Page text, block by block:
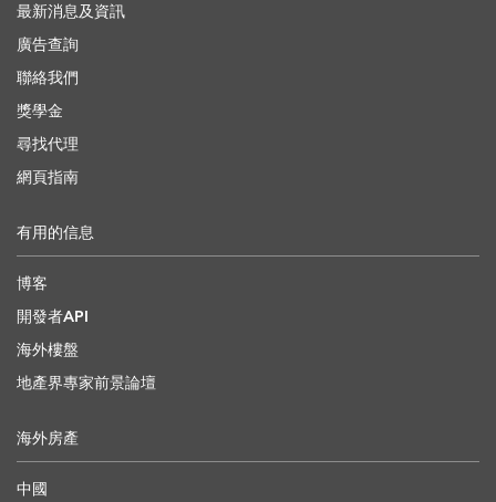
最新消息及資訊
廣告查詢
聯絡我們
獎學金
尋找代理
網頁指南
有用的信息
博客
開發者API
海外樓盤
地產界專家前景論壇
海外房產
中國